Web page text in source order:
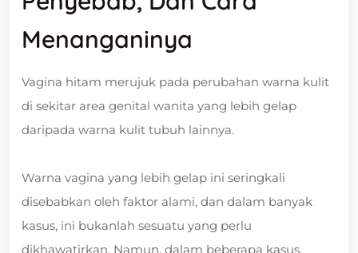
Menanganinya
Vagina hitam merujuk pada perubahan warna kulit
di sekitar area genital wanita yang lebih gelap
daripada warna kulit tubuh lainnya.
Warna vagina yang lebih gelap ini seringkali
disebabkan oleh faktor alami, dan dalam banyak
kasus, ini bukanlah sesuatu yang perlu
dikhawatirkan. Namun, dalam beberapa kasus,